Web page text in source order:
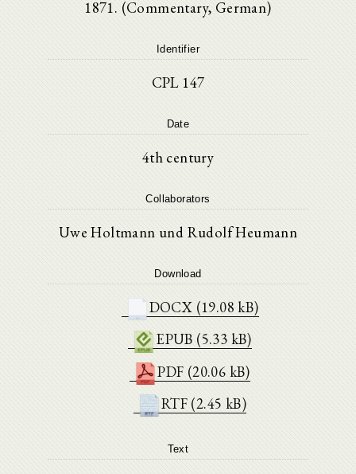
1871. (Commentary, German)
Identifier
CPL 147
Date
4th century
Collaborators
Uwe Holtmann und Rudolf Heumann
Download
DOCX (19.08 kB)
EPUB (5.33 kB)
PDF (20.06 kB)
RTF (2.45 kB)
Text